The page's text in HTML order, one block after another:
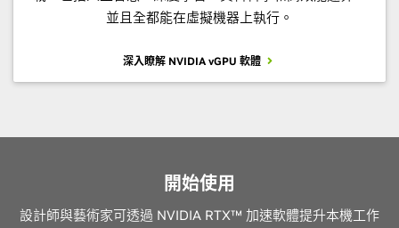
並且全都能在虛擬機器上執行。
深入瞭解 NVIDIA vGPU 軟體
開始使用
設計師與藝術家可透過 NVIDIA RTX™ 加速軟體提升本機工作